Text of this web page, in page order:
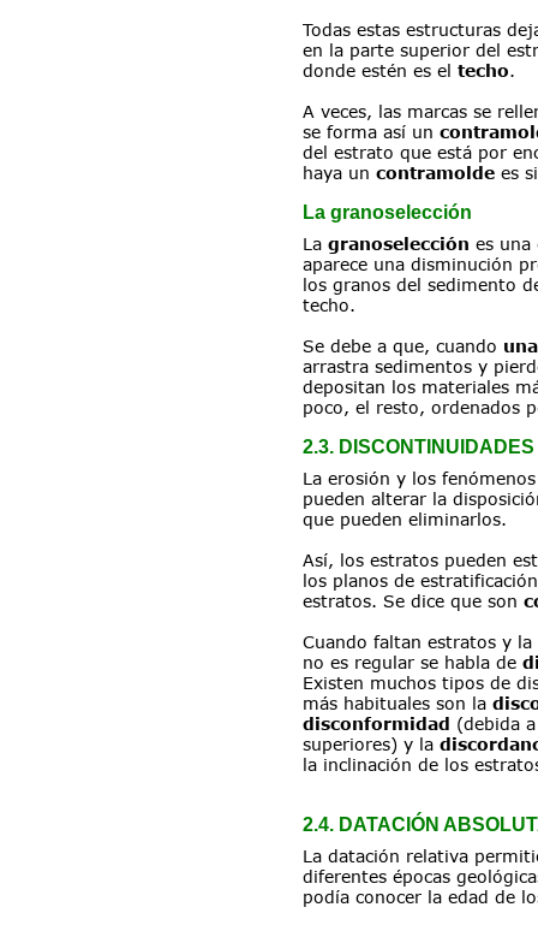
Todas estas estructuras
en la parte superior del
donde estén es el techo.
A veces, las marcas se
se forma así un
del estrato que está por
haya un contramolde es
La granoselección
La granoselección es
aparece una disminución
los granos del sedimento
techo.
Se debe a que, cuando
arrastra sedimentos y
depositan los materiales
poco, el resto, ordenados
2.3.
La erosión y los
pueden alterar la
que pueden eliminarlos.
Así, los estratos pueden
los planos de
estratos. Se dice que son
Cuando faltan estratos y
no es regular se habla de
Existen muchos tipos de
más habituales son la
disconformidad (debida
superiores) y la
la inclinación de los
2.4. DATACIÓN
La datación relativa
diferentes épocas
podía conocer la edad de